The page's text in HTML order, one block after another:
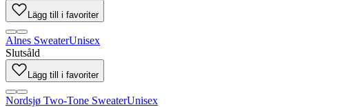
Lägg till i favoriter
Alnes SweaterUnisex
Slutsåld
Lägg till i favoriter
Nordsjø Two-Tone SweaterUnisex